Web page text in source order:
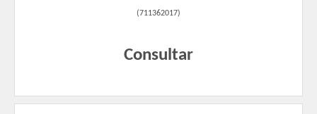
(711362017)
Consultar